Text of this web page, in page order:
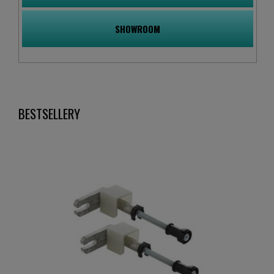
Kabiny prysznicowe w ofercie
TopSanit - łatwość utrzymania w
czystości
Aby korzystanie z prysznica w domu było bardziej
producentów stosuje tu własne nazwy, jednak do
najbardziej popularnych należy nazwa Easy Clean. Jej
trwałość na lata
Wysokiej jakości szkło hartowane, dbałość o detale i
najlepsze materiały, które spajają kabinę w całość - to
zalety producentów, z którymi współpracujemy. Nie tylko
czyszczenie kabiny jest łatwe, ale również utrzymanie jej w
dobrej kondycji przez długie lata. Znaczenie ma jakość
szkła, jego odporność na zarysowania i zmianę
SHOWROOM
BESTSELLERY